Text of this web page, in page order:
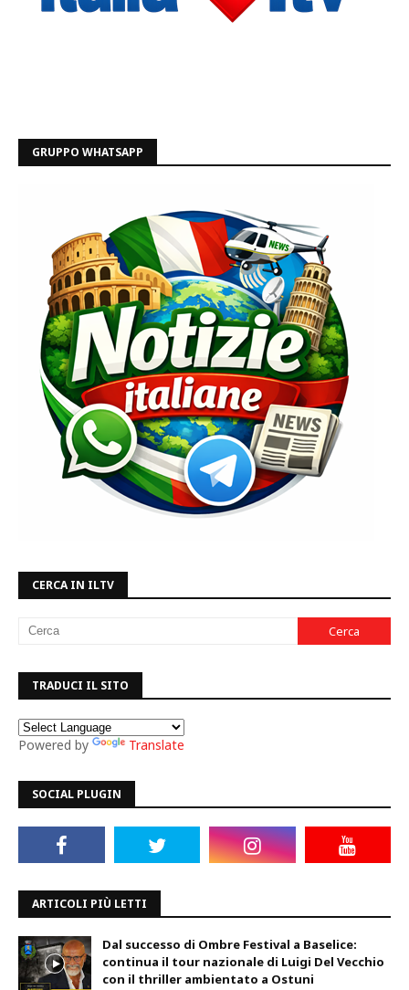
GRUPPO WHATSAPP
CERCA IN ILTV
TRADUCI IL SITO
Powered by Translate
SOCIAL PLUGIN
ARTICOLI PIÙ LETTI
Dal successo di Ombre Festival a Baselice:
continua il tour nazionale di Luigi Del Vecchio
con il thriller ambientato a Ostuni